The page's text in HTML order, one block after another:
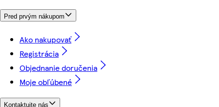
Pred prvým nákupom
Ako nakupovať
Registrácia
Objednanie doručenia
Moje obľúbené
Kontaktujte nás